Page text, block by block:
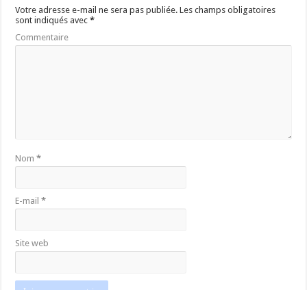
Votre adresse e-mail ne sera pas publiée. Les champs obligatoires
sont indiqués avec*
Commentaire
Nom*
E-mail*
Site web